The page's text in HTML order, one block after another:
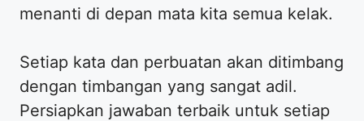
menanti di depan mata kita semua kelak.
Setiap kata dan perbuatan akan ditimbang
dengan timbangan yang sangat adil.
Persiapkan jawaban terbaik untuk setiap